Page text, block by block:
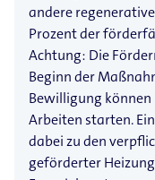
andere
Prozent der
Achtung: Die
Beginn der
Bewilligung
Arbeiten starten.
dabei zu den
geförderter